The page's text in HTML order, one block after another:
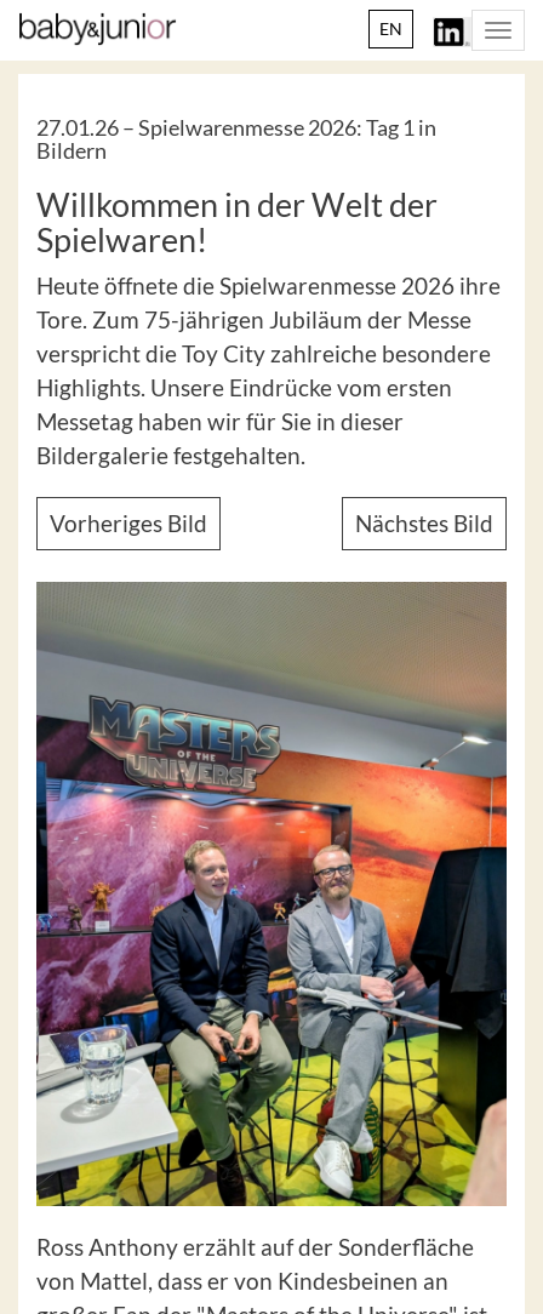
EN
27.01.26 –Spielwarenmesse 2026: Tag 1 in
Bildern
Willkommen in der Welt der
Spielwaren!
Heute öffnete die Spielwarenmesse 2026 ihre
Tore. Zum 75-jährigen Jubiläum der Messe
verspricht die Toy City zahlreiche besondere
Highlights. Unsere Eindrücke vom ersten
Messetag haben wir für Sie in dieser
Bildergalerie festgehalten.
Vorheriges Bild Nächstes Bild
Ross Anthony erzählt auf der Sonderfläche
von Mattel, dass er von Kindesbeinen an